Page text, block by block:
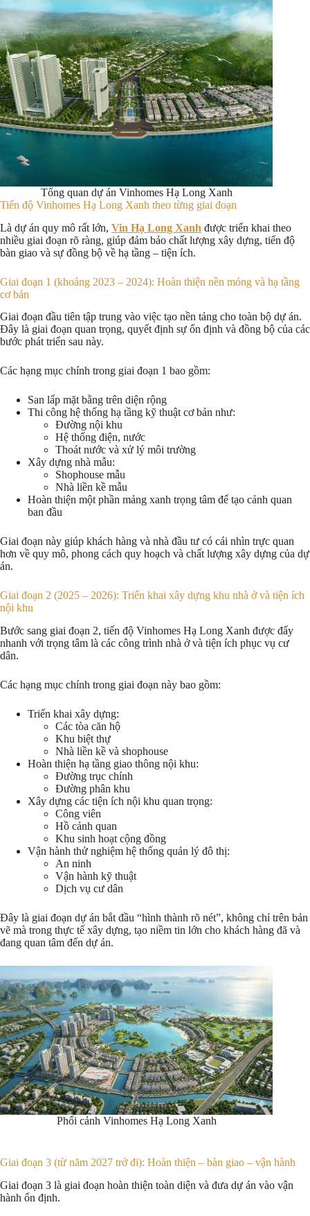
Tổng quan dự án Vinhomes Hạ Long Xanh
Tiến độ Vinhomes Hạ Long Xanh theo từng giai đoạn
Là dự án quy mô rất lớn, Vin Hạ Long Xanh được triển khai theo
nhiều giai đoạn rõ ràng, giúp đảm bảo chất lượng xây dựng, tiến độ
bàn giao và sự đồng bộ về hạ tầng – tiện ích.
Giai đoạn 1 (khoảng 2023 – 2024): Hoàn thiện nền móng và hạ tầng
cơ bản
Giai đoạn đầu tiên tập trung vào việc tạo nền tảng cho toàn bộ dự án.
Đây là giai đoạn quan trọng, quyết định sự ổn định và đồng bộ của các
bước phát triển sau này.
Các hạng mục chính trong giai đoạn 1 bao gồm:
San lấp mặt bằng trên diện rộng
Thi công hệ thống hạ tầng kỹ thuật cơ bản như:
Đường nội khu
Hệ thống điện, nước
Thoát nước và xử lý môi trường
Xây dựng nhà mẫu:
Shophouse mẫu
Nhà liền kề mẫu
Hoàn thiện một phần mảng xanh trọng tâm để tạo cảnh quan
ban đầu
Giai đoạn này giúp khách hàng và nhà đầu tư có cái nhìn trực quan
hơn về quy mô, phong cách quy hoạch và chất lượng xây dựng của dự
án.
Giai đoạn 2 (2025 – 2026): Triển khai xây dựng khu nhà ở và tiện ích
nội khu
Bước sang giai đoạn 2, tiến độ Vinhomes Hạ Long Xanh được đẩy
nhanh với trọng tâm là các công trình nhà ở và tiện ích phục vụ cư
dân.
Các hạng mục chính trong giai đoạn này bao gồm:
Triển khai xây dựng:
Các tòa căn hộ
Khu biệt thự
Nhà liền kề và shophouse
Hoàn thiện hạ tầng giao thông nội khu:
Đường trục chính
Đường phân khu
Xây dựng các tiện ích nội khu quan trọng:
Công viên
Hồ cảnh quan
Khu sinh hoạt cộng đồng
Vận hành thử nghiệm hệ thống quản lý đô thị:
An ninh
Vận hành kỹ thuật
Dịch vụ cư dân
Đây là giai đoạn dự án bắt đầu “hình thành rõ nét”, không chỉ trên bản
vẽ mà trong thực tế xây dựng, tạo niềm tin lớn cho khách hàng đã và
đang quan tâm đến dự án.
Phối cảnh Vinhomes Hạ Long Xanh
Giai đoạn 3 (từ năm 2027 trở đi): Hoàn thiện – bàn giao – vận hành
Giai đoạn 3 là giai đoạn hoàn thiện toàn diện và đưa dự án vào vận
hành ổn định.